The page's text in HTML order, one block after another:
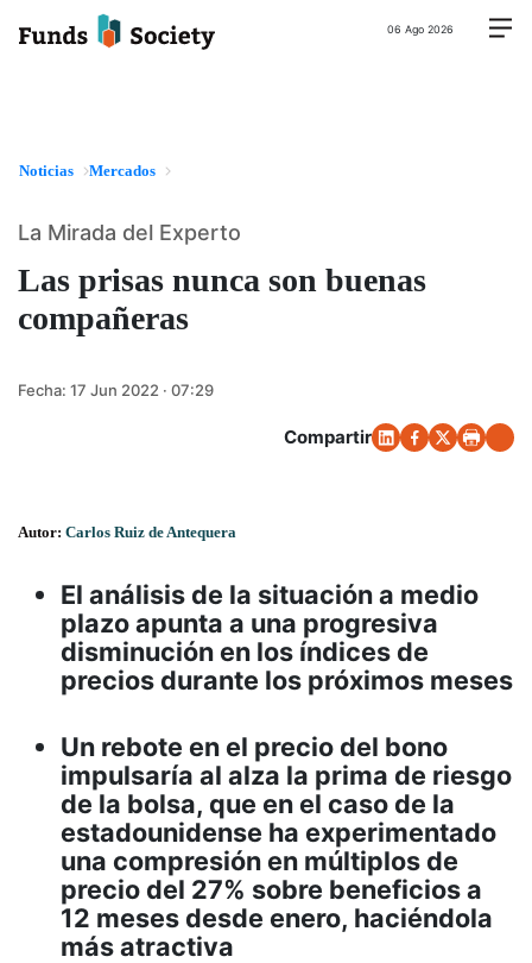
06 Ago 2026
Noticias Mercados
Las prisas nunca son buenas
compañeras
La Mirada del Experto
Fecha: 17 Jun 2022 · 07:29
Compartir
Autor: Carlos Ruiz de Antequera
El análisis de la situación a medio
plazo apunta a una progresiva
disminución en los índices de
precios durante los próximos meses
Un rebote en el precio del bono
impulsaría al alza la prima de riesgo
de la bolsa, que en el caso de la
estadounidense ha experimentado
una compresión en múltiplos de
precio del 27% sobre beneficios a
12 meses desde enero, haciéndola
más atractiva